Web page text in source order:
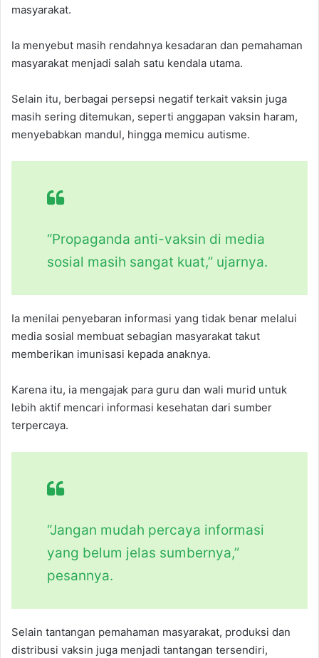
masyarakat.
Ia menyebut masih rendahnya kesadaran dan pemahaman
masyarakat menjadi salah satu kendala utama.
Selain itu, berbagai persepsi negatif terkait vaksin juga
masih sering ditemukan, seperti anggapan vaksin haram,
menyebabkan mandul, hingga memicu autisme.
“Propaganda anti-vaksin di media
sosial masih sangat kuat,” ujarnya.
Ia menilai penyebaran informasi yang tidak benar melalui
media sosial membuat sebagian masyarakat takut
memberikan imunisasi kepada anaknya.
Karena itu, ia mengajak para guru dan wali murid untuk
lebih aktif mencari informasi kesehatan dari sumber
terpercaya.
“Jangan mudah percaya informasi
yang belum jelas sumbernya,”
pesannya.
Selain tantangan pemahaman masyarakat, produksi dan
distribusi vaksin juga menjadi tantangan tersendiri,